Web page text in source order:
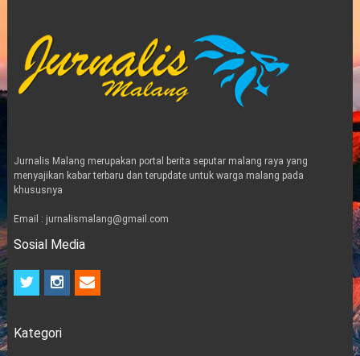
Jurnalis Malang merupakan portal berita seputar malang raya yang
menyajikan kabar terbaru dan terupdate untuk warga malang pada
khususnya
Email : jurnalismalang@gmail.com
Sosial Media
t
t
i
n
e
m
Kategori